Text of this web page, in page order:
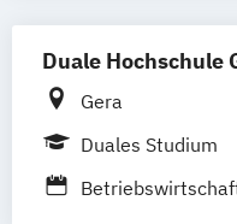
Ludwigshafen/
Online-
Stuttgart
Dresden
Duale Hochschule
Gera
Duales Studium